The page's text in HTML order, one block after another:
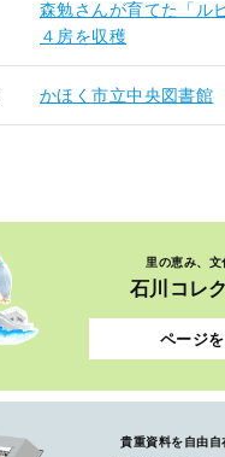
森勉さんが育てた「ル
４房を収穫
かほく市立中央図書館
里の恵み、文
石川コレ
ページ
貴重資料を自由自